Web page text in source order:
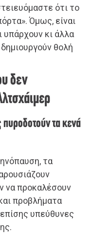
ότι το
Όμως, είναι
υπάρχουν κι άλλα
θολή
δεν
τα κενά
τα
να προκαλέσουν
προβλήματα
επίσης υπεύθυνες